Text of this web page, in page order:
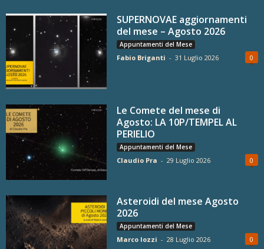
SUPERNOVAE aggiornamenti
del mese – Agosto 2026
Appuntamenti del Mese
Fabio Briganti - 31 Luglio 2026 0
Le Comete del mese di
Agosto: LA 10P/TEMPEL AL
PERIELIO
Appuntamenti del Mese
Claudio Pra - 29 Luglio 2026 0
Asteroidi del mese Agosto
2026
Appuntamenti del Mese
Marco Iozzi - 28 Luglio 2026 0